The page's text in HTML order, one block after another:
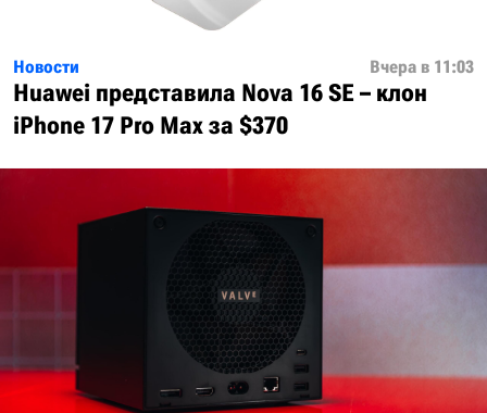
Новости Вчера в 11:03
Huawei представила Nova 16 SE – клон
iPhone 17 Pro Max за $370